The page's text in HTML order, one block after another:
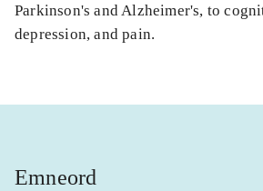
Parkinson's and Alzheimer's, to
depression, and pain.
Emneord